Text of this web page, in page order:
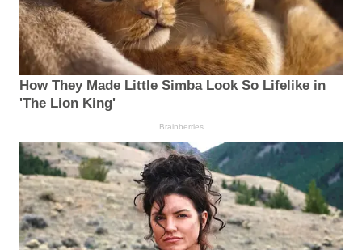
How They Made Little Simba Look So Lifelike in
'The Lion King'
Brainberries